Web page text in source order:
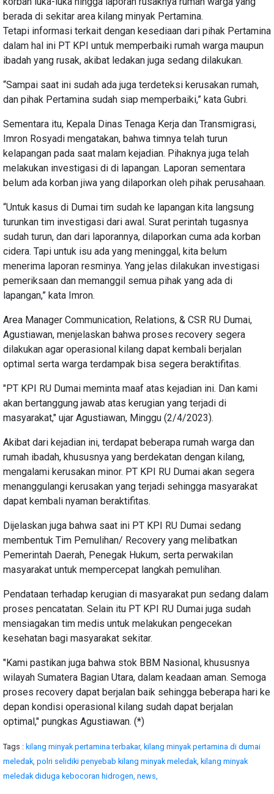
berada di sekitar area kilang minyak Pertamina.
Tetapi informasi terkait dengan kesediaan dari pihak Pertamina
dalam hal ini PT KPI untuk memperbaiki rumah warga maupun
ibadah yang rusak, akibat ledakan juga sedang dilakukan.
“Sampai saat ini sudah ada juga terdeteksi kerusakan rumah,
dan pihak Pertamina sudah siap memperbaiki,” kata Gubri.
Sementara itu, Kepala Dinas Tenaga Kerja dan Transmigrasi,
Imron Rosyadi mengatakan, bahwa timnya telah turun
kelapangan pada saat malam kejadian. Pihaknya juga telah
melakukan investigasi di di lapangan. Laporan sementara
belum ada korban jiwa yang dilaporkan oleh pihak perusahaan.
“Untuk kasus di Dumai tim sudah ke lapangan kita langsung
turunkan tim investigasi dari awal. Surat perintah tugasnya
sudah turun, dan dari laporannya, dilaporkan cuma ada korban
cidera. Tapi untuk isu ada yang meninggal, kita belum
menerima laporan resminya. Yang jelas dilakukan investigasi
pemeriksaan dan memanggil semua pihak yang ada di
lapangan,” kata Imron.
Area Manager Communication, Relations, & CSR RU Dumai,
Agustiawan, menjelaskan bahwa proses recovery segera
dilakukan agar operasional kilang dapat kembali berjalan
optimal serta warga terdampak bisa segera beraktifitas.
"PT KPI RU Dumai meminta maaf atas kejadian ini. Dan kami
akan bertanggung jawab atas kerugian yang terjadi di
masyarakat," ujar Agustiawan, Minggu (2/4/2023).
Akibat dari kejadian ini, terdapat beberapa rumah warga dan
rumah ibadah, khususnya yang berdekatan dengan kilang,
mengalami kerusakan minor. PT KPI RU Dumai akan segera
menanggulangi kerusakan yang terjadi sehingga masyarakat
dapat kembali nyaman beraktifitas.
Dijelaskan juga bahwa saat ini PT KPI RU Dumai sedang
membentuk Tim Pemulihan/ Recovery yang melibatkan
Pemerintah Daerah, Penegak Hukum, serta perwakilan
masyarakat untuk mempercepat langkah pemulihan.
Pendataan terhadap kerugian di masyarakat pun sedang dalam
proses pencatatan. Selain itu PT KPI RU Dumai juga sudah
mensiagakan tim medis untuk melakukan pengecekan
kesehatan bagi masyarakat sekitar.
"Kami pastikan juga bahwa stok BBM Nasional, khususnya
wilayah Sumatera Bagian Utara, dalam keadaan aman. Semoga
proses recovery dapat berjalan baik sehingga beberapa hari ke
depan kondisi operasional kilang sudah dapat berjalan
optimal," pungkas Agustiawan. (*)
Tags : kilang minyak pertamina terbakar, kilang minyak pertamina di dumai
meledak, polri selidiki penyebab kilang minyak meledak, kilang minyak
meledak diduga kebocoran hidrogen, news,